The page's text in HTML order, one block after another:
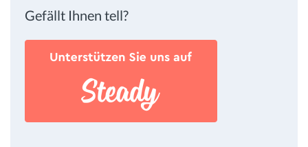
Gefällt Ihnen tell?